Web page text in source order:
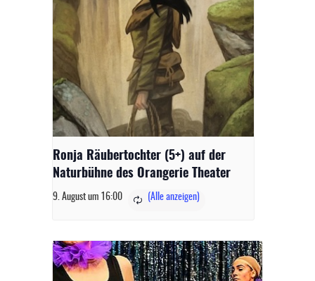
Ronja Räubertochter (5+) auf der
Naturbühne des Orangerie Theater
9. August um 16:00